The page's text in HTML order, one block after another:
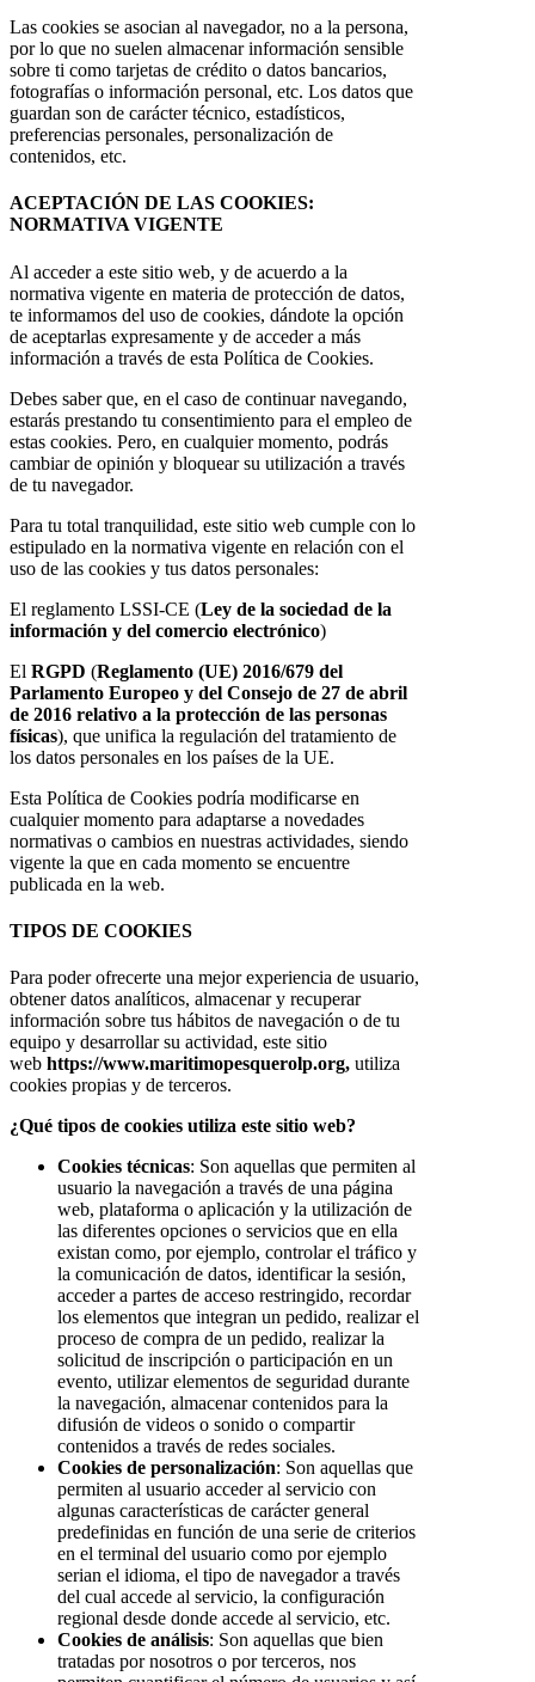
Las cookies se asocian al navegador, no a la persona,
por lo que no suelen almacenar información sensible
sobre ti como tarjetas de crédito o datos bancarios,
fotografías o información personal, etc. Los datos que
guardan son de carácter técnico, estadísticos,
preferencias personales, personalización de
contenidos, etc.
ACEPTACIÓN DE LAS COOKIES:
NORMATIVA VIGENTE
Al acceder a este sitio web, y de acuerdo a la
normativa vigente en materia de protección de datos,
te informamos del uso de cookies, dándote la opción
de aceptarlas expresamente y de acceder a más
información a través de esta Política de Cookies.
Debes saber que, en el caso de continuar navegando,
estarás prestando tu consentimiento para el empleo de
estas cookies. Pero, en cualquier momento, podrás
cambiar de opinión y bloquear su utilización a través
de tu navegador.
Para tu total tranquilidad, este sitio web cumple con lo
estipulado en la normativa vigente en relación con el
uso de las cookies y tus datos personales:
El reglamento LSSI-CE (Ley de la sociedad de la
información y del comercio electrónico)
El RGPD (Reglamento (UE) 2016/679 del
Parlamento Europeo y del Consejo de 27 de abril
de 2016 relativo a la protección de las personas
físicas), que unifica la regulación del tratamiento de
los datos personales en los países de la UE.
Esta Política de Cookies podría modificarse en
cualquier momento para adaptarse a novedades
normativas o cambios en nuestras actividades, siendo
vigente la que en cada momento se encuentre
publicada en la web.
TIPOS DE COOKIES
Para poder ofrecerte una mejor experiencia de usuario,
obtener datos analíticos, almacenar y recuperar
información sobre tus hábitos de navegación o de tu
equipo y desarrollar su actividad, este sitio
web https://www.maritimopesquerolp.org, utiliza
cookies propias y de terceros.
¿Qué tipos de cookies utiliza este sitio web?
Cookies técnicas: Son aquellas que permiten al
usuario la navegación a través de una página
web, plataforma o aplicación y la utilización de
las diferentes opciones o servicios que en ella
existan como, por ejemplo, controlar el tráfico y
la comunicación de datos, identificar la sesión,
acceder a partes de acceso restringido, recordar
los elementos que integran un pedido, realizar el
proceso de compra de un pedido, realizar la
solicitud de inscripción o participación en un
evento, utilizar elementos de seguridad durante
la navegación, almacenar contenidos para la
difusión de videos o sonido o compartir
contenidos a través de redes sociales.
Cookies de personalización: Son aquellas que
permiten al usuario acceder al servicio con
algunas características de carácter general
predefinidas en función de una serie de criterios
en el terminal del usuario como por ejemplo
serian el idioma, el tipo de navegador a través
del cual accede al servicio, la configuración
regional desde donde accede al servicio, etc.
Cookies de análisis: Son aquellas que bien
tratadas por nosotros o por terceros, nos